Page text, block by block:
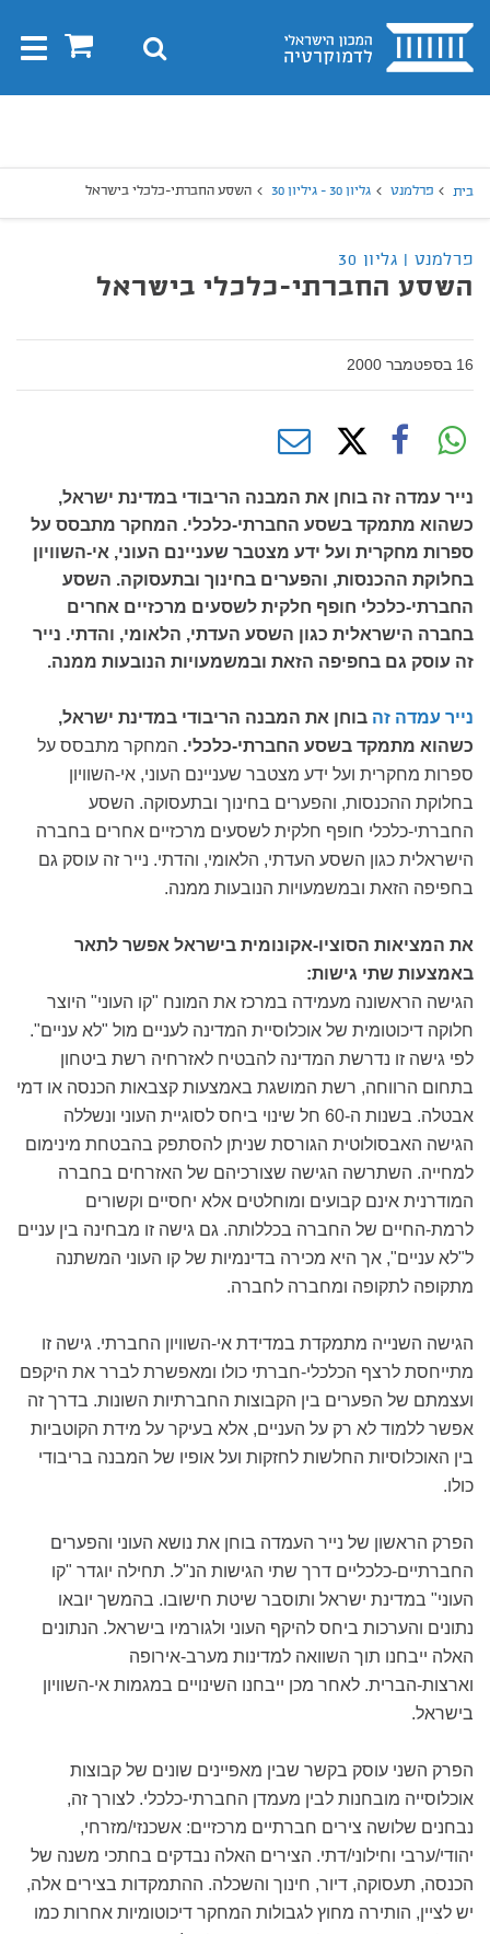
בית 0 חיפוש
בית פרלמנט גליון 30 - גיליון 30 השסע החברתי-כלכלי בישראל
פרלמנט | גליון 30
השסע החברתי-כלכלי בישראל
16 בספטמבר 2000
נייר עמדה זה בוחן את המבנה הריבודי במדינת ישראל,
כשהוא מתמקד בשסע החברתי-כלכלי. המחקר מתבסס על
ספרות מחקרית ועל ידע מצטבר שעניינם העוני, אי-השוויון
בחלוקת ההכנסות, והפערים בחינוך ובתעסוקה. השסע
החברתי-כלכלי חופף חלקית לשסעים מרכזיים אחרים
בחברה הישראלית כגון השסע העדתי, הלאומי, והדתי. נייר
זה עוסק גם בחפיפה הזאת ובמשמעויות הנובעות ממנה.
נייר עמדה זה בוחן את המבנה הריבודי במדינת ישראל,
כשהוא מתמקד בשסע החברתי-כלכלי. המחקר מתבסס על
ספרות מחקרית ועל ידע מצטבר שעניינם העוני, אי-השוויון
בחלוקת ההכנסות, והפערים בחינוך ובתעסוקה. השסע
החברתי-כלכלי חופף חלקית לשסעים מרכזיים אחרים בחברה
הישראלית כגון השסע העדתי, הלאומי, והדתי. נייר זה עוסק גם
בחפיפה הזאת ובמשמעויות הנובעות ממנה.
את המציאות הסוציו-אקונומית בישראל אפשר לתאר
באמצעות שתי גישות:
הגישה הראשונה מעמידה במרכז את המונח "קו העוני" היוצר
חלוקה דיכוטומית של אוכלוסיית המדינה לעניים מול "לא עניים".
לפי גישה זו נדרשת המדינה להבטיח לאזרחיה רשת ביטחון
בתחום הרווחה, רשת המושגת באמצעות קצבאות הכנסה או דמי
אבטלה. בשנות ה-60 חל שינוי ביחס לסוגיית העוני ונשללה
הגישה האבסולוטית הגורסת שניתן להסתפק בהבטחת מינימום
למחייה. השתרשה הגישה שצורכיהם של האזרחים בחברה
המודרנית אינם קבועים ומוחלטים אלא יחסיים וקשורים
לרמת-החיים של החברה בכללותה. גם גישה זו מבחינה בין עניים
ל"לא עניים", אך היא מכירה בדינמיות של קו העוני המשתנה
מתקופה לתקופה ומחברה לחברה.
הגישה השנייה מתמקדת במדידת אי-השוויון החברתי. גישה זו
מתייחסת לרצף הכלכלי-חברתי כולו ומאפשרת לברר את היקפם
ועצמתם של הפערים בין הקבוצות החברתיות השונות. בדרך זה
אפשר ללמוד לא רק על העניים, אלא בעיקר על מידת הקוטביות
בין האוכלוסיות החלשות לחזקות ועל אופיו של המבנה בריבודי
כולו.
הפרק הראשון של נייר העמדה בוחן את נושא העוני והפערים
החברתיים-כלכליים דרך שתי הגישות הנ"ל. תחילה יוגדר "קו
העוני" במדינת ישראל ותוסבר שיטת חישובו. בהמשך יובאו
נתונים והערכות ביחס להיקף העוני ולגורמיו בישראל. הנתונים
האלה ייבחנו תוך השוואה למדינות מערב-אירופה
וארצות-הברית. לאחר מכן ייבחנו השינויים במגמות אי-השוויון
בישראל.
הפרק השני עוסק בקשר שבין מאפיינים שונים של קבוצות
אוכלוסייה מובחנות לבין מעמדן החברתי-כלכלי. לצורך זה,
נבחנים שלושה צירים חברתיים מרכזיים: אשכנזי/מזרחי,
יהודי/ערבי וחילוני/דתי. הצירים האלה נבדקים בחתכי משנה של
הכנסה, תעסוקה, דיור, חינוך והשכלה. ההתמקדות בצירים אלה,
יש לציין, הותירה מחוץ לגבולות המחקר דיכוטומיות אחרות כמו